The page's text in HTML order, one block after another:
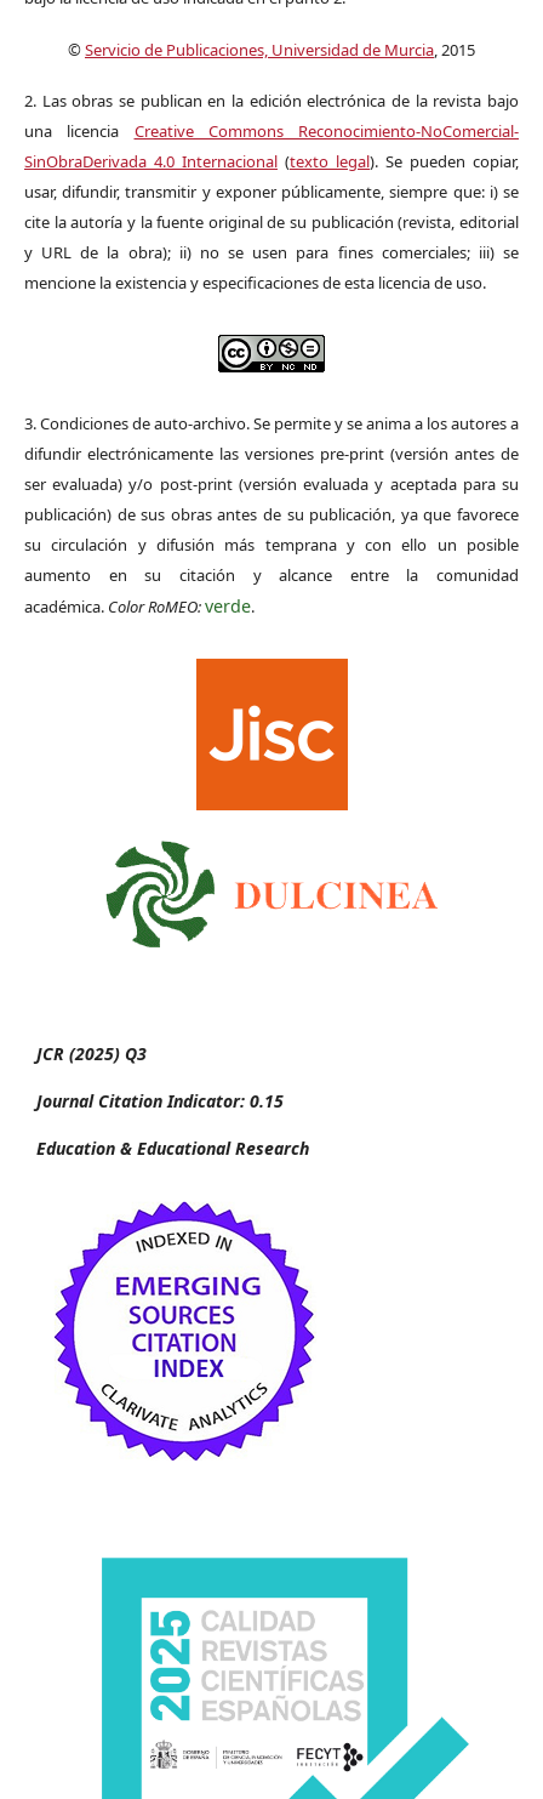
©Servicio de Publicaciones, Universidad de Murcia, 2015
2. Las obras se publican en la edición electrónica de la revista bajo
una licencia Creative Commons Reconocimiento-NoComercial-
SinObraDerivada 4.0 Internacional (texto legal). Se pueden copiar,
usar, difundir, transmitir y exponer públicamente, siempre que: i) se
cite la autoría y la fuente original de su publicación (revista, editorial
y URL de la obra); ii) no se usen para fines comerciales; iii) se
mencione la existencia y especificaciones de esta licencia de uso.
3. Condiciones de auto-archivo. Se permite y se anima a los autores a
difundir electrónicamente las versiones pre-print (versión antes de
ser evaluada) y/o post-print (versión evaluada y aceptada para su
publicación) de sus obras antes de su publicación, ya que favorece
su circulación y difusión más temprana y con ello un posible
aumento en su citación y alcance entre la comunidad
académica. Color RoMEO:verde.
JCR (2025) Q3
Journal Citation Indicator: 0.15
Education & Educational Research